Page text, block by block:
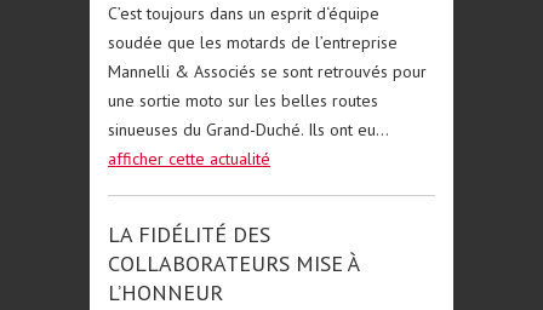
C’est toujours dans un esprit d‘équipe
soudée que les motards de l’entreprise
Mannelli & Associés se sont retrouvés pour
une sortie moto sur les belles routes
sinueuses du Grand-Duché. Ils ont eu...
afficher cette actualité
LA FIDÉLITÉ DES
COLLABORATEURS MISE À
L’HONNEUR